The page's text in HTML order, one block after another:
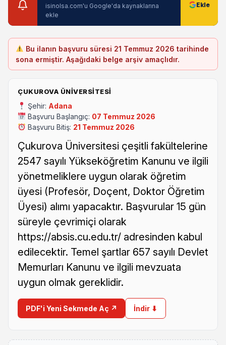
isinolsa.com'u Google'da kaynaklarına
ekle
Bu ilanın başvuru süresi 21 Temmuz 2026 tarihinde
sona ermiştir. Aşağıdaki belge arşiv amaçlıdır.
ÇUKUROVA ÜNIVERSITESI
Şehir: Adana
Başvuru Başlangıç: 07 Temmuz 2026
Başvuru Bitiş: 21 Temmuz 2026
Çukurova Üniversitesi çeşitli fakültelerine
2547 sayılı Yükseköğretim Kanunu ve ilgili
yönetmeliklere uygun olarak öğretim
üyesi (Profesör, Doçent, Doktor Öğretim
Üyesi) alımı yapacaktır. Başvurular 15 gün
süreyle çevrimiçi olarak
https://absis.cu.edu.tr/ adresinden kabul
edilecektir. Temel şartlar 657 sayılı Devlet
Memurları Kanunu ve ilgili mevzuata
uygun olmak gereklidir.
PDF'i Yeni Sekmede Aç ↗ İndir ⬇